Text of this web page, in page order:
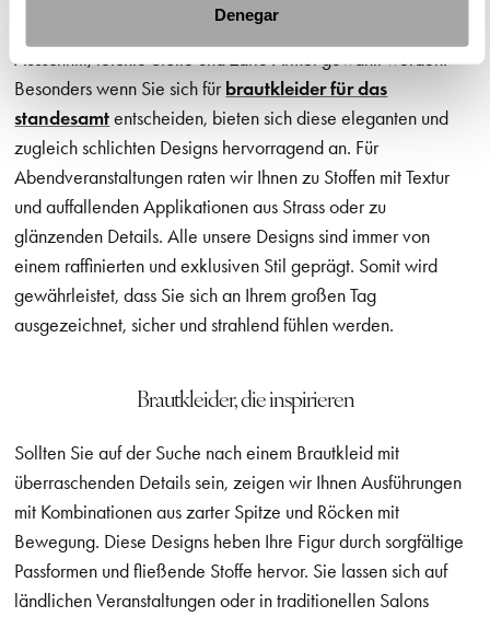
Denegar
Für eine Hochzeit am Tag sollten deshalb ein weicher
Ausschnitt, leichte Stoffe und zarte Ärmel gewählt werden.
Besonders wenn Sie sich fürbrautkleider für das
standesamtentscheiden, bieten sich diese eleganten und
zugleich schlichten Designs hervorragend an. Für
Abendveranstaltungen raten wir Ihnen zu Stoffen mit Textur
und auffallenden Applikationen aus Strass oder zu
glänzenden Details. Alle unsere Designs sind immer von
einem raffinierten und exklusiven Stil geprägt. Somit wird
gewährleistet, dass Sie sich an Ihrem großen Tag
ausgezeichnet, sicher und strahlend fühlen werden.
Brautkleider, die inspirieren
Sollten Sie auf der Suche nach einem Brautkleid mit
überraschenden Details sein, zeigen wir Ihnen Ausführungen
mit Kombinationen aus zarter Spitze und Röcken mit
Bewegung. Diese Designs heben Ihre Figur durch sorgfältige
Passformen und fließende Stoffe hervor. Sie lassen sich auf
ländlichen Veranstaltungen oder in traditionellen Salons